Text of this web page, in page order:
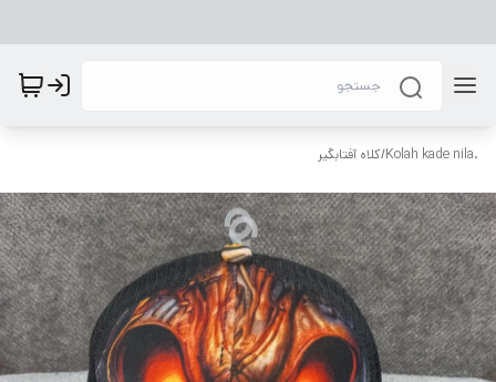
.Kolah kade nila
/کلاه آفتابگیر